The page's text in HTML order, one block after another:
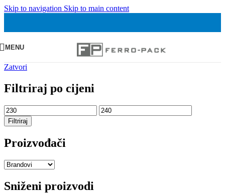
Skip to navigation Skip to main content
MENU
Zatvori
Filtriraj po cijeni
Min
cijena
Maks
cijena
Filtriraj
Proizvođači
Sniženi proizvodi